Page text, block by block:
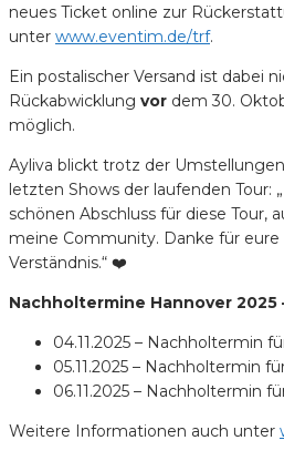
neues Ticket online zur
unter www.eventim.de/trf.
Ein postalischer Versand ist dabei
Rückabwicklung vor dem 30.
möglich.
Ayliva blickt trotz der
letzten Shows der laufenden Tour:
schönen Abschluss für diese Tour,
meine Community. Danke für
Verständnis.“ ❤️
Nachholtermine Hannover 2025
04.11.2025 – Nachholtermin
05.11.2025 – Nachholtermin
06.11.2025 – Nachholtermin
Weitere Informationen auch unter